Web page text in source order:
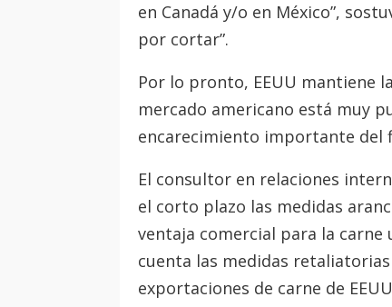
en Canadá y/o en México”,
por cortar”.
Por lo pronto, EEUU mantiene
mercado americano está muy
encarecimiento importante del
El consultor en relaciones
el corto plazo las medidas
ventaja comercial para la carne
cuenta las medidas
exportaciones de carne de